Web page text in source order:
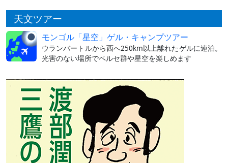
天文ツアー
モンゴル「星空」ゲル・キャンプツアー
ウランバートルから西へ250km以上離れたゲルに連泊。
光害のない場所でペルセ群や星空を楽しめます